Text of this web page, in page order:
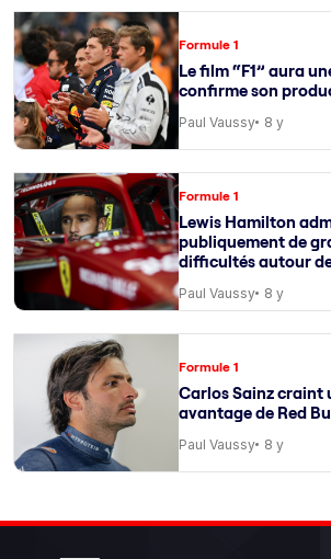
Formule 1
Le film “F1” aura
confirme son
Paul Vaussy 8 y
Formule 1
Lewis Hamilton
publiquement de
difficultés autour
Paul Vaussy 8 y
Formule 1
Carlos Sainz craint
avantage de Red
Paul Vaussy 8 y